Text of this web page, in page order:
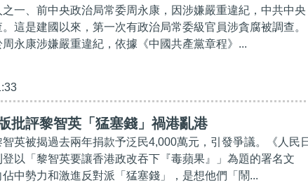
一、前中央政治局常委周永康，因涉嫌嚴重違紀，中共中央
這是建國以來，第一次有政治局常委級官員涉貪腐被調查。
永康涉嫌嚴重違紀，依據《中國共產黨章程》...
批評黎智英「猛塞錢」禍港亂港
英被揭過去兩年捐款予泛民4,000萬元，引發爭議。《人民
以「黎智英要讓香港政改吞下『毒蘋果』」為題的署名文
中勢力和激進反對派「猛塞錢」，是想他們「鬧...